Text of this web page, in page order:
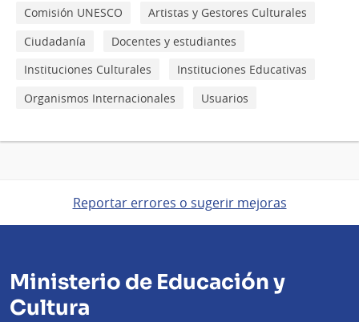
Comisión UNESCO
Artistas y Gestores Culturales
Ciudadanía
Docentes y estudiantes
Instituciones Culturales
Instituciones Educativas
Organismos Internacionales
Usuarios
Reportar errores o sugerir mejoras
Ministerio de Educación y
Cultura